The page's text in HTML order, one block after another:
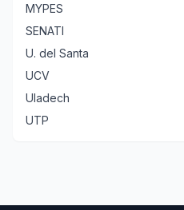
MYPES
SENATI
U. del Santa
UCV
Uladech
UTP